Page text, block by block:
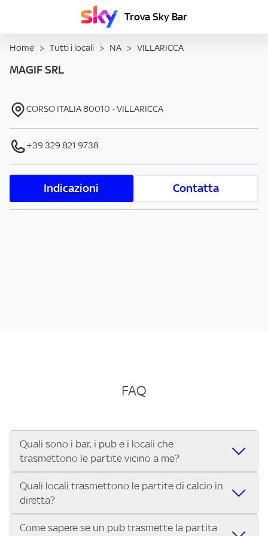
Trova Sky Bar
Home > Tutti i locali > NA > VILLARICCA
MAGIF SRL
CORSO ITALIA80010 -VILLARICCA
+39 329 821 9738
Indicazioni Contatta
FAQ
Quali sono i bar, i pub e i locali che
trasmettono le partite vicino a me?
Se cerchi un bar, pub, ristorante o locale vicino a te per
vedere le partite di Serie A ENILIVE, la Serie C Sky Wifi, la
UEFA Champions League, la UEFA Europa League, la UEFA
Conference League, il Tennis, la Formula 1®, la MotoGP™ e
Quali locali trasmettono le partite di calcio in
diretta?
Vuoi sapere quali bar, pub o ristoranti mostrano le partite
Come sapere se un pub trasmette la partita